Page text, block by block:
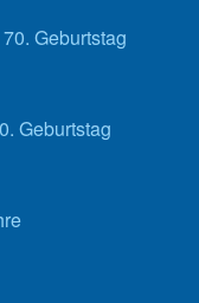
Geburtstag
Geburtstag